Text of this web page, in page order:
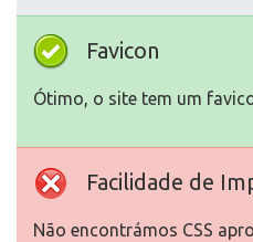
Favicon
Ótimo, o site tem um
Facilidade de
Não encontrámos CSS